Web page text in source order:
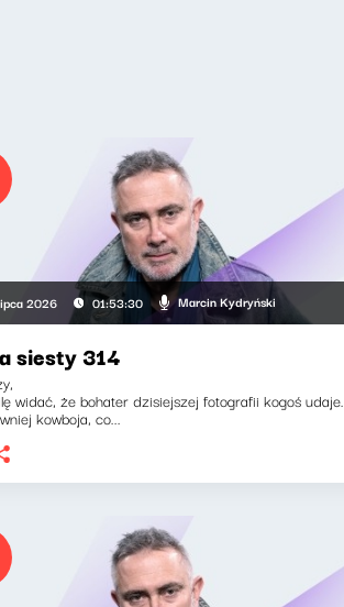
2026 01:53:30 Marcin Kydryński
siesty 314
widać, że bohater dzisiejszej fotografii kogoś udaje.
kowboja, co...